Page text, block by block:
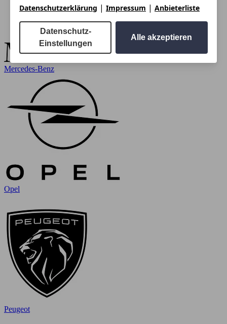
Mercedes-Benz
Opel
Peugeot
Datenschutzerklärung | Impressum | Anbieterliste
Datenschutz-
Einstellungen
Alle akzeptieren